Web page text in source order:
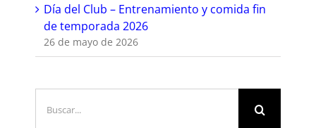
Día del Club – Entrenamiento y comida fin
de temporada 2026
26 de mayo de 2026